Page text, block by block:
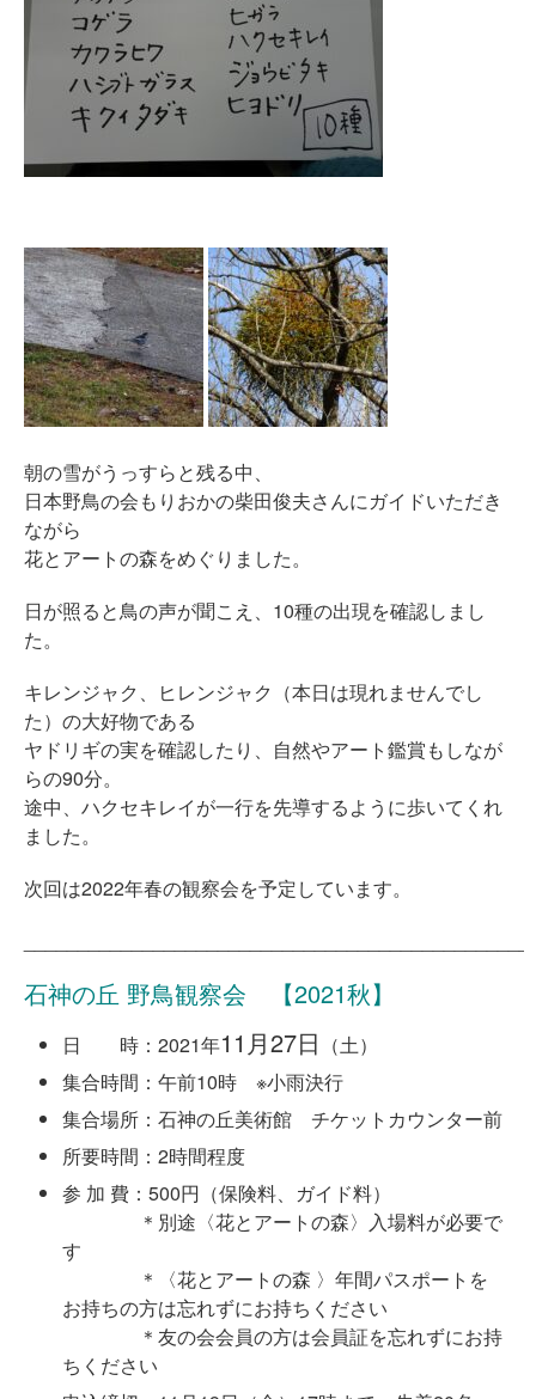
朝の雪がうっすらと残る中、
日本野鳥の会もりおかの柴田俊夫さんにガイドいただき
ながら
花とアートの森をめぐりました。
日が照ると鳥の声が聞こえ、10種の出現を確認しまし
た。
キレンジャク、ヒレンジャク（本日は現れませんでし
た）の大好物である
ヤドリギの実を確認したり、自然やアート鑑賞もしなが
らの90分。
途中、ハクセキレイが一行を先導するように歩いてくれ
ました。
次回は2022年春の観察会を予定しています。
石神の丘 野鳥観察会 【2021秋】
日 時：2021年11月27日 （土）
集合時間：午前10時 ※小雨決行
集合場所：石神の丘美術館 チケットカウンター前
所要時間：2時間程度
参 加 費：500円（保険料、ガイド料）
＊別途〈花とアートの森〉入場料が必要で
す
＊〈花とアートの森 〉年間パスポートを
お持ちの方は忘れずにお持ちください
＊友の会会員の方は会員証を忘れずにお持
ちください